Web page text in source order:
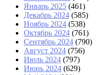
Январь 2025 (461)
Декабрь 2024 (585)
Ноябрь 2024 (538)
Октябрь 2024 (761)
Сентябрь 2024 (790)
Август 2024 (756)
Июль 2024 (797)
Июнь 2024 (629)